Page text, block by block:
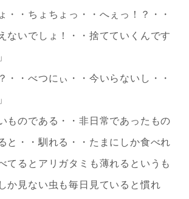
・・ちょちょっ・・へぇっ！？・・
ないでしょ！・・捨てていくんです
・・べつにぃ・・今いらないし・・
ものである・・非日常であったもの
と・・馴れる・・たまにしか食べれ
てるとアリガタミも薄れるというも
か見ない虫も毎日見ていると慣れ